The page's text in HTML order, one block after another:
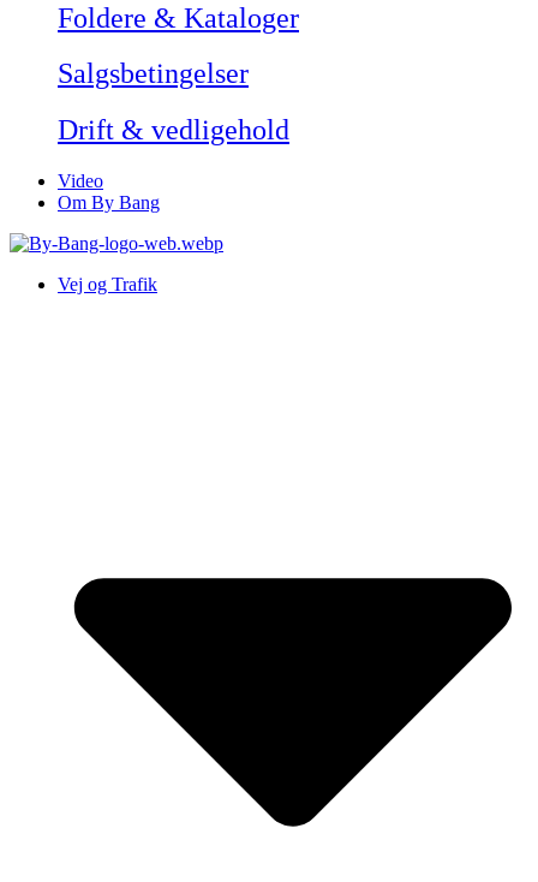
Foldere & Kataloger
Salgsbetingelser
Drift & vedligehold
Video
Om By Bang
Vej og Trafik